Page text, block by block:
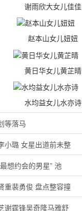
谢雨欣大女儿佳佳
赵本山女儿妞妞
黄日华女儿黄芷晴
水均益女儿水亦诗
等落马
小璐 女星出道前未整
想约会的男星” 池
重裴勇俊 盘点整容撞
谢霆锋吴奇隆马雅舒